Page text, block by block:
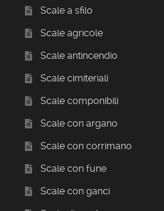
Scale a sfilo
Scale agricole
Scale antincendio
Scale cimiteriali
Scale componibili
Scale con argano
Scale con corrimano
Scale con fune
Scale con ganci